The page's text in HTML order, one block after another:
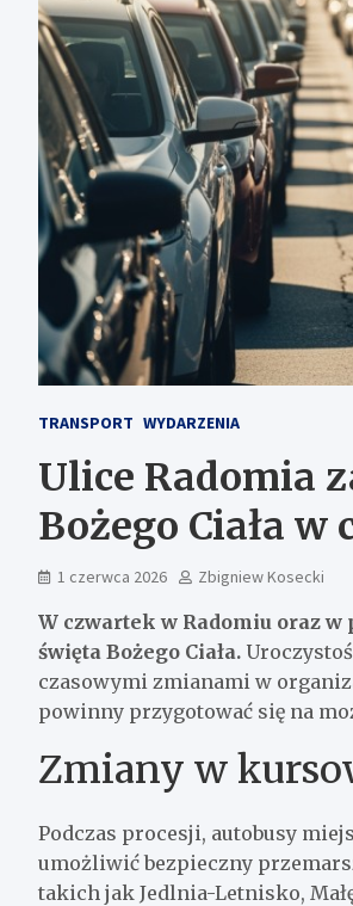
TRANSPORT WYDARZENIA
Ulice Radomia
Bożego Ciała w
1 czerwca 2026 Zbigniew Kosecki
W czwartek w Radomiu oraz
święta Bożego Ciała.
czasowymi zmianami w
powinny przygotować się na
Zmiany w
Podczas procesji, autobusy
umożliwić bezpieczny
takich jak Jedlnia-Letnisko,